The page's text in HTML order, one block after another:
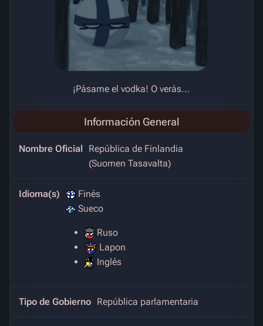
¡Pásame el vodka! O verás...
Información General
Nombre Oficial
República de Finlandia
(Suomen Tasavalta)
Idioma(s)
Finés
Sueco
Ruso
Lapon
Inglés
Tipo de Gobierno República parlamentaria